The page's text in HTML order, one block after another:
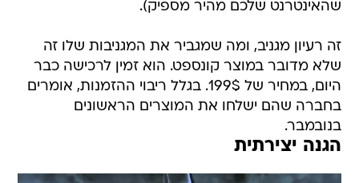
שהאינטרנט שלכם מהיר מספיק).
זה רעיון מגניב, ומה שמגביר את המגניבות שלו זה
שלא מדובר במוצר קונספט. הוא זמין לרכישה כבר
היום, במחיר של 199$. בגלל ריבוי ההזמנות, אומרים
בחברה שהם ישלחו את המוצרים הראשונים
בנובמבר.
הגנה יצירתית